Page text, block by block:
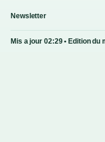
Newsletter
Mis a jour 02:29 • Edition du